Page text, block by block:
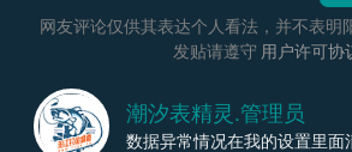
网友评论仅供其表达个人看法，并不表明
发贴请遵守 用户许可协
潮汐表精灵.管理员
数据异常情况在我的设置里面